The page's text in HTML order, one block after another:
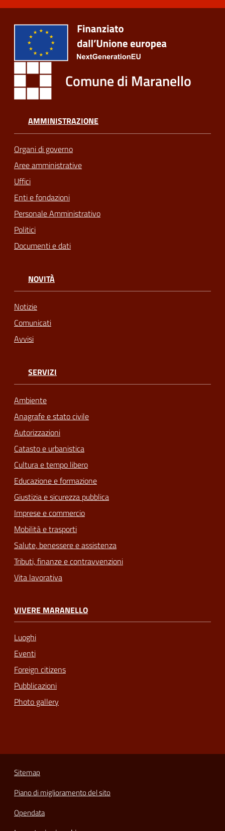
Comune di Maranello
AMMINISTRAZIONE
Organi di governo
Aree amministrative
Uffici
Enti e fondazioni
Personale Amministrativo
Politici
Documenti e dati
NOVITÀ
Notizie
Comunicati
Avvisi
SERVIZI
Ambiente
Anagrafe e stato civile
Autorizzazioni
Catasto e urbanistica
Cultura e tempo libero
Educazione e formazione
Giustizia e sicurezza pubblica
Imprese e commercio
Mobilità e trasporti
Salute, benessere e assistenza
Tributi, finanze e contravvenzioni
Vita lavorativa
VIVERE MARANELLO
Luoghi
Eventi
Foreign citizens
Pubblicazioni
Photo gallery
Sitemap
Piano di miglioramento del sito
Opendata